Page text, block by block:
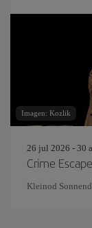
Imagen: Kozlik
26 jul 2026 - 30
Crime
Kleinod